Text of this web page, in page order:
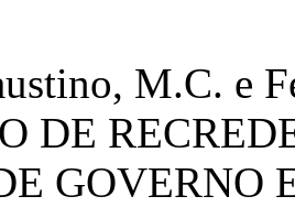
M.C. e
DE
GOVERNO